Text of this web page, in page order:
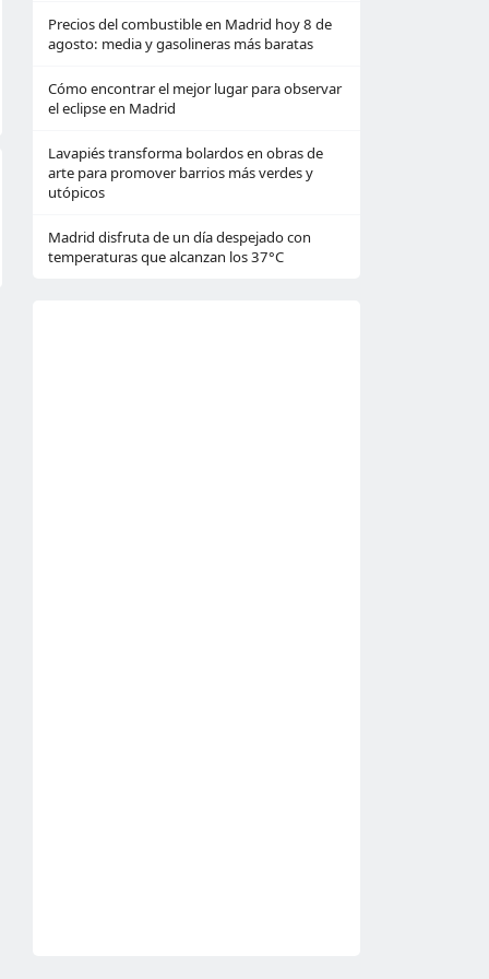
Precios del combustible en Madrid hoy 8 de
agosto: media y gasolineras más baratas
Cómo encontrar el mejor lugar para observar
el eclipse en Madrid
Lavapiés transforma bolardos en obras de
arte para promover barrios más verdes y
utópicos
Madrid disfruta de un día despejado con
temperaturas que alcanzan los 37°C